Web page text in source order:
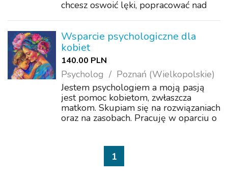
chcesz oswoić lęki, popracować nad
porodowe, przepracować wątpliwości
- jestem do Twojej dysp...
Wsparcie psychologiczne dla
kobiet
140.00 PLN
Psycholog
Poznań (Wielkopolskie)
Jestem psychologiem a moją pasją
jest pomoc kobietom, zwłaszcza
matkom. Skupiam się na rozwiązaniach
oraz na zasobach. Pracuję w oparciu o
świadomego porodu, aby był on
dobrym i wzmac...
1